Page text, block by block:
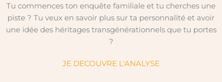
Tu commences ton enquête familiale et tu cherches une
piste ? Tu veux en savoir plus sur ta personnalité et avoir
une idée des héritages transgénérationnels que tu portes
?
JE DECOUVRE L'ANALYSE